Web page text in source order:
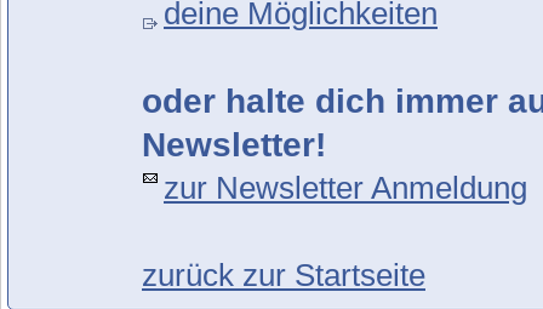
deine Möglichkeiten
oder halte dich immer
Newsletter!
zur Newsletter Anmeldung
zurück zur Startseite